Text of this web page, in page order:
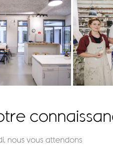
nous vous attendons